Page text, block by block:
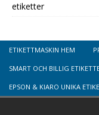
etiketter
ETIKETTMASKIN HEM
SMART OCH BILLIG
EPSON & KIARO UNIKA